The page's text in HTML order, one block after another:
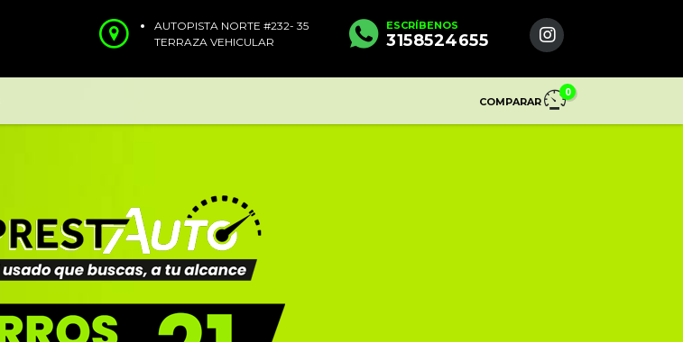
ESCRÍBENOS
3158524655
AUTOPISTA NORTE #232- 35
TERRAZA VEHICULAR
COMPARAR
0